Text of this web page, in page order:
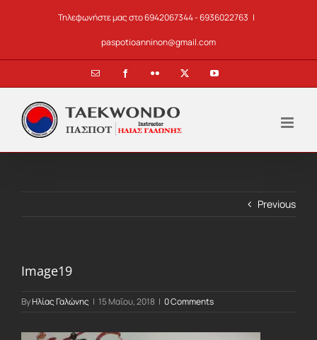
Τηλεφωνήστε μας στο 6942067344 - 6936022763 |
paspotioanninon@gmail.com
Email FacebookFlickr YouTube
Previous
Image19
ByΗλίας Γαλώνης | 15 Μαΐου, 2018 | 0 Comments